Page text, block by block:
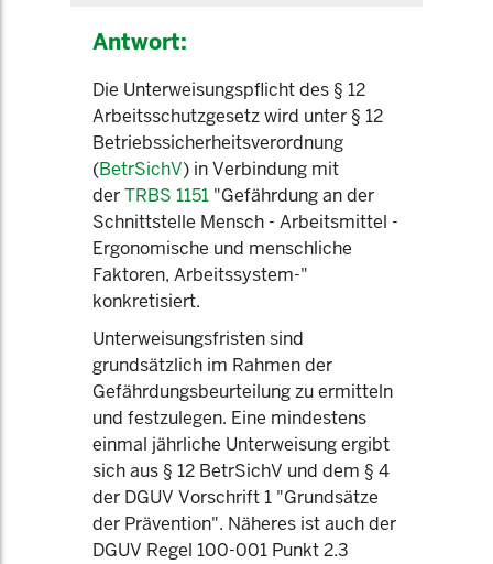
Antwort:
Die Unterweisungspflicht des § 12
Arbeitsschutzgesetz wird unter § 12
Betriebssicherheitsverordnung
(BetrSichV) in Verbindung mit
derTRBS 1151 "Gefährdung an der
Schnittstelle Mensch - Arbeitsmittel -
Ergonomische und menschliche
Faktoren, Arbeitssystem-"
konkretisiert.
Unterweisungsfristen sind
grundsätzlich im Rahmen der
Gefährdungsbeurteilung zu ermitteln
und festzulegen. Eine mindestens
einmal jährliche Unterweisung ergibt
sich aus § 12 BetrSichV und dem § 4
der DGUV Vorschrift 1 "Grundsätze
der Prävention". Näheres ist auch der
DGUV Regel 100-001 Punkt 2.3